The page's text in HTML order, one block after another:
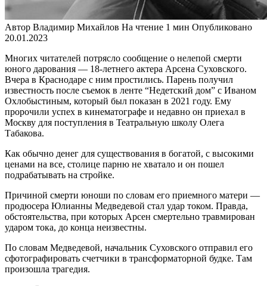
Автор Владимир Михайлов На чтение 1 мин Опубликовано
20.01.2023
Многих читателей потрясло сообщение о нелепой смерти
юного дарования — 18-летнего актера Арсена Суховского.
Вчера в Краснодаре с ним простились. Парень получил
известность после съемок в ленте “Недетский дом” с Иваном
Охлобыстиным, который был показан в 2021 году. Ему
пророчили успех в кинематографе и недавно он приехал в
Москву для поступления в Театральную школу Олега
Табакова.
Как обычно денег для существования в богатой, с высокими
ценами на все, столице парню не хватало и он пошел
подрабатывать на стройке.
Причиной смерти юноши по словам его приемного матери —
продюсера Юлианны Медведевой стал удар током. Правда,
обстоятельства, при которых Арсен смертельно травмирован
ударом тока, до конца неизвестны.
По словам Медведевой, начальник Суховского отправил его
сфотографировать счетчики в трансформаторной будке. Там
произошла трагедия.